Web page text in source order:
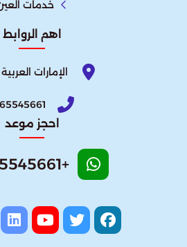
خدمات
اهم الروابط
الإمارات
احجز موعد
+971565545661